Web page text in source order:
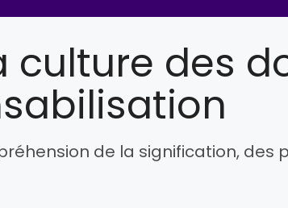
culture des
de la signification, des